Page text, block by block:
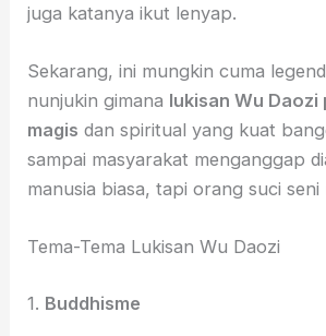
juga katanya ikut lenyap.
Sekarang, ini mungkin cuma
nunjukin gimana lukisan Wu Daozi
magis dan spiritual yang kuat
sampai masyarakat menganggap
manusia biasa, tapi orang suci seni
Tema-Tema Lukisan Wu Daozi
1. Buddhisme